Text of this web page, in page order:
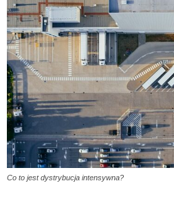
Co to jest dystrybucja intensywna?